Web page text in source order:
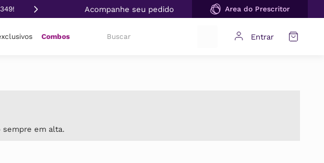
Acompanhe seu pedido Area do Prescritor
Combos Entrar
sempre em alta.